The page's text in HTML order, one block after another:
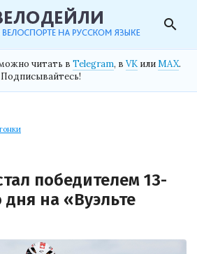
search
читать в Telegram, в VK илиMAX.
Подписывайтесь!
победителем 13-
дня на «Вуэльте